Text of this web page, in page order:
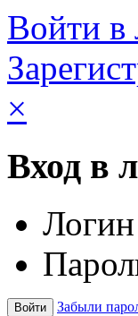
Войти в
×
Вход в
Забыли